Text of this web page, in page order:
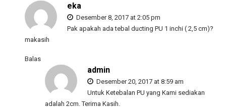
eka
Desember 8, 2017 at 2:05 pm
Pak apakah ada tebal ducting PU 1 inchi ( 2,5 cm)?
makasih
Balas
admin
Desember 20, 2017 at 8:59 am
Untuk Ketebalan PU yang Kami sediakan
adalah 2cm. Terima Kasih.